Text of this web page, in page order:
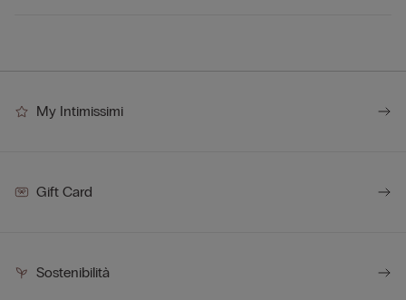
My Intimissimi
Gift Card
Sostenibilità